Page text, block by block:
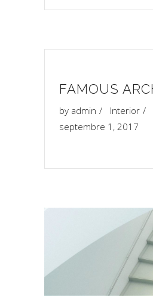
FAMOUS
by admin
Interior
septembre 1, 2017